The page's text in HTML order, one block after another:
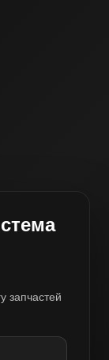
запчастей